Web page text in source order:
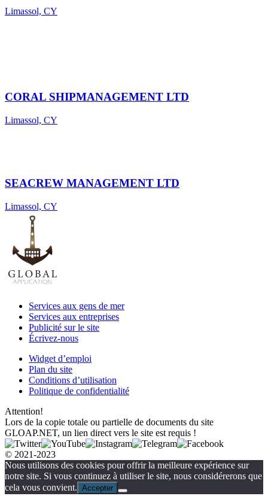
Limassol, CY
CORAL SHIPMANAGEMENT LTD
Limassol, CY
SEACREW MANAGEMENT LTD
Limassol, CY
Services aux gens de mer
Services aux entreprises
Publicité sur le site
Écrivez-nous
Widget d’emploi
Plan du site
Conditions d’utilisation
Politique de confidentialité
Attention!
Lors de la copie totale ou partielle de documents du site
GLOAP.NET, un lien direct vers le site est requis !
© 2021-2023
Nous utilisons des cookies pour offrir la meilleure expérience sur
notre site. Si vous continuez à utiliser le site, nous considérerons que
cela vous convient. Accepter